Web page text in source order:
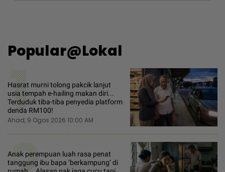
Popular@Lokal
1
Hasrat murni tolong pakcik lanjut
usia tempah e-hailing makan diri...
Terduduk tiba-tiba penyedia platform
denda RM100!
Ahad, 9 Ogos 2026 10:00 AM
Anak perempuan luah rasa penat
tanggung ibu bapa ‘berkampung’ di